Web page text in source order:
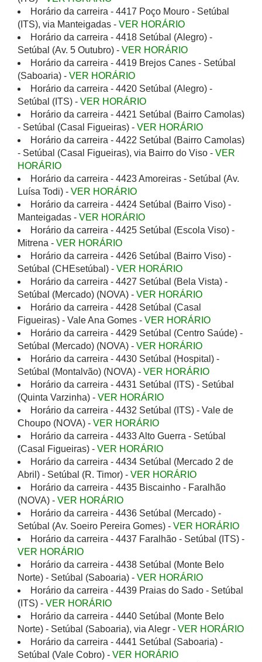
Horário da carreira - 4417 Poço Mouro - Setúbal
(ITS), via Manteigadas - VER HORÁRIO
Horário da carreira - 4418 Setúbal (Alegro) -
Setúbal (Av. 5 Outubro) - VER HORÁRIO
Horário da carreira - 4419 Brejos Canes - Setúbal
(Saboaria) - VER HORÁRIO
Horário da carreira - 4420 Setúbal (Alegro) -
Setúbal (ITS) - VER HORÁRIO
Horário da carreira - 4421 Setúbal (Bairro Camolas)
- Setúbal (Casal Figueiras) - VER HORÁRIO
Horário da carreira - 4422 Setúbal (Bairro Camolas)
- Setúbal (Casal Figueiras), via Bairro do Viso - VER
HORÁRIO
Horário da carreira - 4423 Amoreiras - Setúbal (Av.
Luísa Todi) - VER HORÁRIO
Horário da carreira - 4424 Setúbal (Bairro Viso) -
Manteigadas - VER HORÁRIO
Horário da carreira - 4425 Setúbal (Escola Viso) -
Mitrena - VER HORÁRIO
Horário da carreira - 4426 Setúbal (Bairro Viso) -
Setúbal (CHEsetúbal) - VER HORÁRIO
Horário da carreira - 4427 Setúbal (Bela Vista) -
Setúbal (Mercado) (NOVA) - VER HORÁRIO
Horário da carreira - 4428 Setúbal (Casal
Figueiras) - Vale Ana Gomes - VER HORÁRIO
Horário da carreira - 4429 Setúbal (Centro Saúde) -
Setúbal (Mercado) (NOVA) - VER HORÁRIO
Horário da carreira - 4430 Setúbal (Hospital) -
Setúbal (Montalvão) (NOVA) - VER HORÁRIO
Horário da carreira - 4431 Setúbal (ITS) - Setúbal
(Quinta Varzinha) - VER HORÁRIO
Horário da carreira - 4432 Setúbal (ITS) - Vale de
Choupo (NOVA) - VER HORÁRIO
Horário da carreira - 4433 Alto Guerra - Setúbal
(Casal Figueiras) - VER HORÁRIO
Horário da carreira - 4434 Setúbal (Mercado 2 de
Abril) - Setúbal (R. Timor) - VER HORÁRIO
Horário da carreira - 4435 Biscainho - Faralhão
(NOVA) - VER HORÁRIO
Horário da carreira - 4436 Setúbal (Mercado) -
Setúbal (Av. Soeiro Pereira Gomes) - VER HORÁRIO
Horário da carreira - 4437 Faralhão - Setúbal (ITS) -
VER HORÁRIO
Horário da carreira - 4438 Setúbal (Monte Belo
Norte) - Setúbal (Saboaria) - VER HORÁRIO
Horário da carreira - 4439 Praias do Sado - Setúbal
(ITS) - VER HORÁRIO
Horário da carreira - 4440 Setúbal (Monte Belo
Norte) - Setúbal (Saboaria), via Alegr - VER HORÁRIO
Horário da carreira - 4441 Setúbal (Saboaria) -
Setúbal (Vale Cobro) - VER HORÁRIO